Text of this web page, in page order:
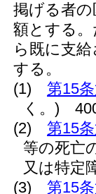
掲げる者
額とする。
ら既に支
する。
(1)
第15
く。)
(2)
第15
等の死亡
又は特定
(3)
第15